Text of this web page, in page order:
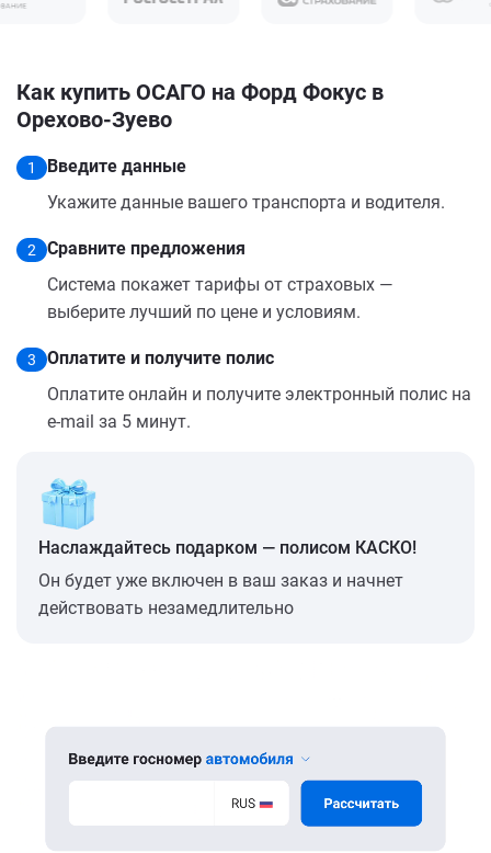
Как купить ОСАГО на Форд Фокус в
Орехово-Зуево
1
Введите данные
Укажите данные вашего транспорта и водителя.
2
Сравните предложения
Система покажет тарифы от страховых —
выберите лучший по цене и условиям.
3
Оплатите и получите полис
Оплатите онлайн и получите электронный полис на
e-mail за 5 минут.
Наслаждайтесь подарком — полисом КАСКО!
Он будет уже включен в ваш заказ и начнет
действовать незамедлительно